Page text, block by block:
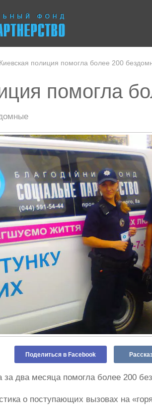
Киевская полиция помогла более 200
помогла
Поделиться в Facebook
за два месяца помогла более 200
о поступающих вызовах на